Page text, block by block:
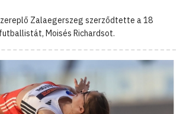
Zalaegerszeg szerződtette a 18
Moisés Richardsot.